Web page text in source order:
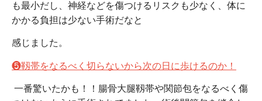
も最小だし、神経などを傷つけるリスクも少なく、体に
かかる負担は少ない手術だなと
感じました。
❺靱帯をなるべく切らないから次の日に歩けるのか！
一番驚いたかも！！腸骨大腿靱帯や関節包をなるべく傷